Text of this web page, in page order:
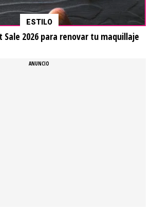
ESTILO
Sale 2026 para renovar tu maquillaje